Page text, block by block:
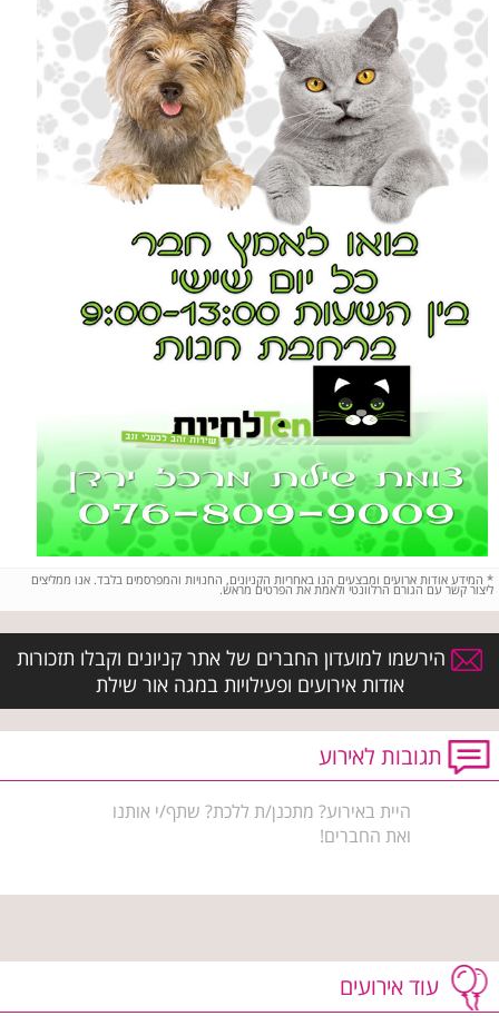
* המידע אודות ארועים ומבצעים הנו באחריות הקניונים, החנויות והמפרסמים בלבד. אנו ממליצים
ליצור קשר עם הגורם הרלוונטי ולאמת את הפרטים מראש.
הירשמו למועדון החברים של אתר קניונים וקבלו תזכורות
אודות אירועים ופעילויות במגה אור שילת
תגובות לאירוע
היית באירוע? מתכנן/ת ללכת? שתף/י אותנו
ואת החברים!
עוד אירועים